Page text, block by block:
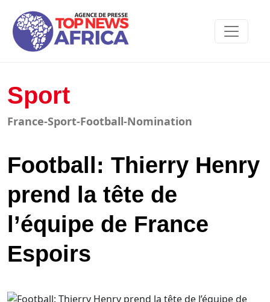
Sport
France-Sport-Football-Nomination
Football: Thierry Henry
prend la tête de
l’équipe de France
Espoirs